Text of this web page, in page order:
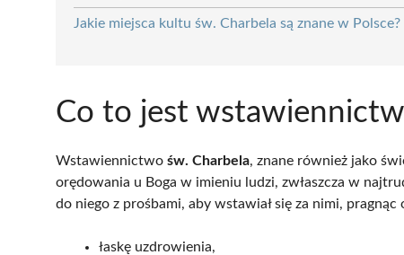
Jakie miejsca kultu św. Charbela są znane w Polsce?
Co to jest
Wstawiennictwo św. Charbela, znane również jako
orędowania u Boga w imieniu ludzi, zwłaszcza w
do niego z prośbami, aby wstawiał się za nimi, pragnąc
łaskę uzdrowienia,